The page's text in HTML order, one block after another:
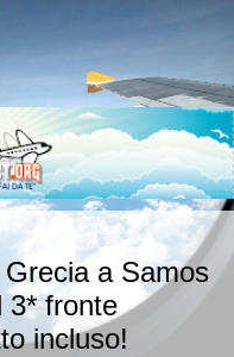
a Samos
3* fronte
incluso!